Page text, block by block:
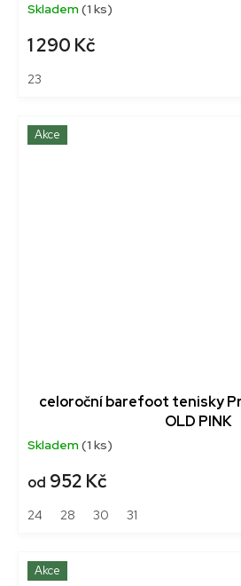
Skladem(1 ks)
1 290 Kč
23
Akce
celoroční barefoot tenisky
OLD PINK
Skladem(1 ks)
od 952 Kč
24 28 30 31
Akce